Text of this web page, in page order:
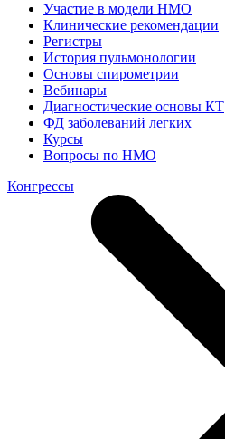
Участие в модели НМО
Клинические рекомендации
Регистры
История пульмонологии
Основы спирометрии
Вебинары
Диагностические основы КТ
ФД заболеваний легких
Курсы
Вопросы по НМО
Конгрессы